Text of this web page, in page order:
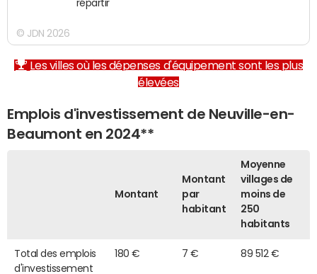
répartir
© JDN 2026
Les villes où les dépenses d'équipement sont les plus
élevées
Emplois d'investissement de Neuville-en-
Beaumont en 2024**
Montant
Montant
par
habitant
Moyenne
villages de
moins de
250
habitants
Total des emplois
d'investissement
180 € 7 € 89 512 €